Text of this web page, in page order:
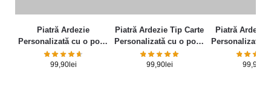
Piatră Ardezie
Personalizată cu o poză
și mesaj – Elegance
99,90lei
Piatră Ardezie Tip Carte
Personalizată cu o poză
și mesaj
99,90lei
Piatră Ardezie
Personalizată
și mesaj
99,90